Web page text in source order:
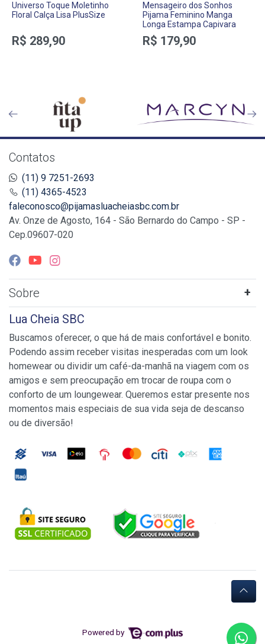
Universo Toque Moletinho
Floral Calça Lisa PlusSize
R$ 289,90
Mensageiro dos Sonhos
Pijama Feminino Manga
Longa Estampa Capivara
R$ 179,90
Contatos
(11) 9 7251-2693
(11) 4365-4523
faleconosco@pijamasluacheiasbc.com.br
Av. Onze de Agosto, 164 - São Bernardo do Campo - SP -
Cep.09607-020
Sobre
Lua Cheia SBC
Buscamos oferecer, o que há de mais confortável e bonito.
Podendo assim receber visitas inesperadas com um look
homewear ou dividir um café-da-manhã na viagem com os
amigos e sem preocupação em trocar de roupa com o
conforto de um loungewear. Queremos estar presente nos
momentos mais especiais de sua vida seja de descanso
ou de diversão!
Powered by